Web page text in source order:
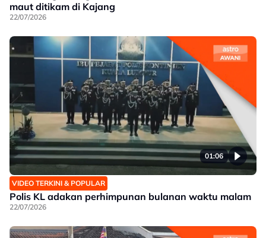
maut ditikam di Kajang
22/07/2026
01:06
VIDEO TERKINI & POPULAR
Polis KL adakan perhimpunan bulanan waktu malam
22/07/2026